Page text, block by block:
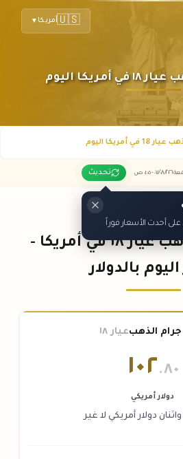
🇺🇸أمريكا ▼
اليوم
أمريكا اليوم
٠٧ /٠٨/٢٠٢٦ - ٠١:٠٥ ص تحديث
أحدث الأسعار فوراً
سعر جرام الذهب عيار ١٨ في أمريكا -
بالدولار
الذهبعيار ١٨
١٠٢.٨٠
دولار أمريكي
دولار أمريكي لا غير